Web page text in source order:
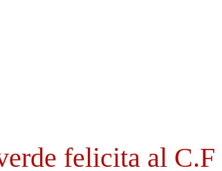
felicita al C.F